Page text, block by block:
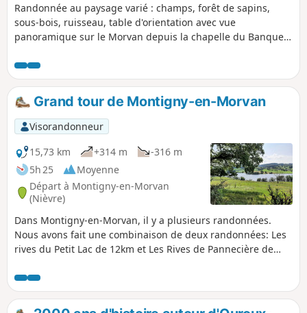
Randonnée au paysage varié : champs, forêt de sapins,
sous-bois, ruisseau, table d'orientation avec vue
panoramique sur le Morvan depuis la chapelle du Banquet.
d'Ouroux-en-Morvan.
Grand tour de Montigny-en-Morvan
Visorandonneur
15,73 km
+314 m
-316 m
5h 25
Moyenne
Départ à Montigny-en-Morvan
(Nièvre)
Dans Montigny-en-Morvan, il y a plusieurs randonnées.
Nous avons fait une combinaison de deux randonnées: Les
rives du Petit Lac de 12km et Les Rives de Pannecière de